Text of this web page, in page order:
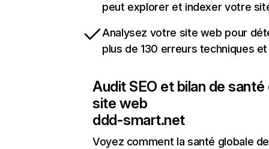
peut explorer et indexer votre
Analysez votre site web pour
plus de 130 erreurs techniques et
Audit SEO et bilan de santé
site web
ddd-smart.net
Voyez comment la santé globale